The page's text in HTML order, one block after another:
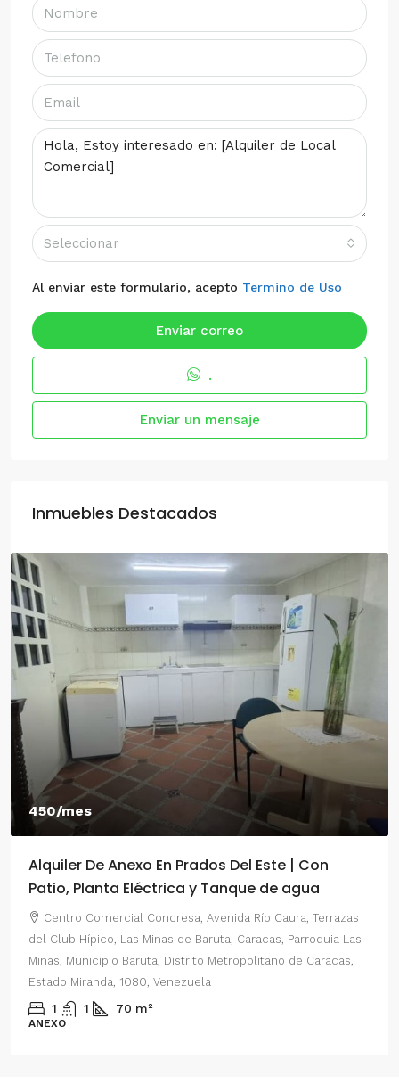
Seleccionar
Al enviar este formulario, acepto Termino de Uso
Enviar correo
.
Enviar un mensaje
Inmuebles Destacados
450/mes
Alquiler De Anexo En Prados Del Este | Con
Patio, Planta Eléctrica y Tanque de agua
Centro Comercial Concresa, Avenida Río Caura, Terrazas
del Club Hípico, Las Minas de Baruta, Caracas, Parroquia Las
Minas, Municipio Baruta, Distrito Metropolitano de Caracas,
Estado Miranda, 1080, Venezuela
1 1 70 m²
ANEXO